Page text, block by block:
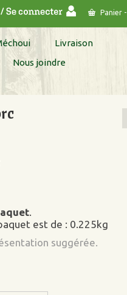
Panier -
Livraison
Nous joindre
.
est de : 0.225kg
suggérée.